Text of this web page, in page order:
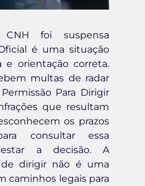
foi suspensa
é uma situação
e orientação correta.
multas de radar
Para Dirigir
que resultam
os prazos
consultar essa
a decisão. A
dirigir não é uma
caminhos legais para